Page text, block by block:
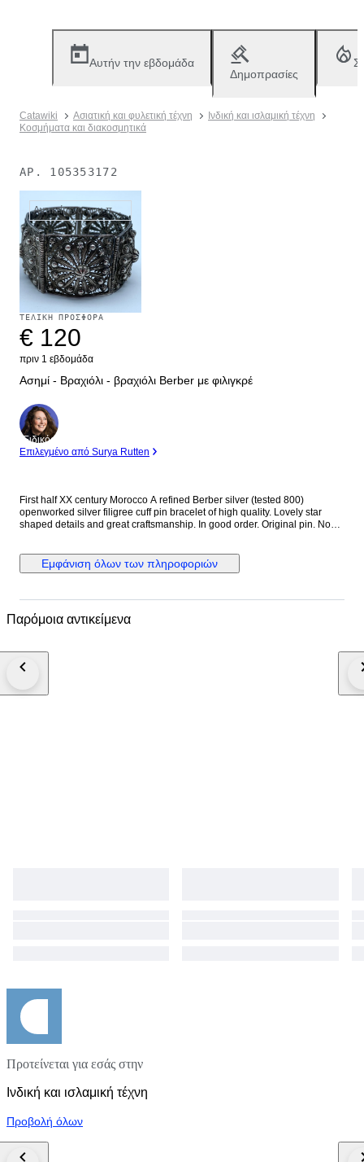
Αυτήν την εβδομάδα
Δημοπρασίες
Catawiki Ασιατική και φυλετική τέχνη
Ινδική και ισλαμική τέχνη
Κοσμήματα και διακοσμητικά
ΑΡ. 105353172
Αντικείμενα που πωλήθηκαν
ΤΕΛΙΚΉ ΠΡΟΣΦΟΡΆ
€ 120
πριν 1 εβδομάδα
Ασημί - Βραχιόλι - βραχιόλι Berber με φιλιγκρέ
Ειδικός
Επιλεγμένο από Surya Rutten
First half XX century Morocco A refined Berber silver (tested 800)
openworked silver filigree cuff pin bracelet of high quality. Lovely star
shaped details and great craftsmanship. In good order. Original pin. No
Εμφάνιση όλων των πληροφοριών
Παρόμοια αντικείμενα
Προτείνεται για εσάς στην
Ινδική και ισλαμική τέχνη
Προβολή όλων